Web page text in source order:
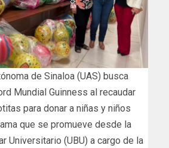
de Sinaloa (UAS) busca
Mundial Guinness al recaudar
para donar a niñas y niños
que se promueve desde la
Universitario (UBU) a cargo de la